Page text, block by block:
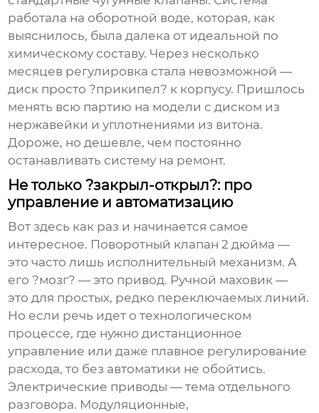
работала на оборотной воде, которая, как
выяснилось, была далека от идеальной по
химическому составу. Через несколько
месяцев регулировка стала невозможной —
диск просто ?прикипел? к корпусу. Пришлось
менять всю партию на модели с диском из
нержавейки и уплотнениями из витона.
Дороже, но дешевле, чем постоянно
останавливать систему на ремонт.
Не только ?закрыл-открыл?: про
управление и автоматизацию
Вот здесь как раз и начинается самое
интересное. Поворотный клапан 2 дюйма —
это часто лишь исполнительный механизм. А
его ?мозг? — это привод. Ручной маховик —
это для простых, редко переключаемых линий.
Но если речь идет о технологическом
процессе, где нужно дистанционное
управление или даже плавное регулирование
расхода, то без автоматики не обойтись.
Электрические приводы — тема отдельного
разговора. Модуляционные,